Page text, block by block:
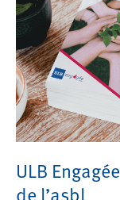
d’Accueil
des
Nouveaux
et
nouvelles
étudiant·e·s)
ULB